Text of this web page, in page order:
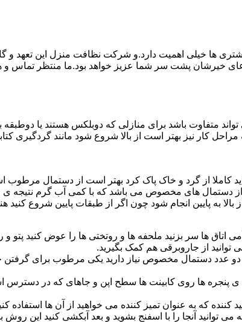
خیلی اهمیت دارد.و شرکت نظافت منزل این تعهد و
خیرشان پشت سر شما عزیز خواهد بود.ما منتظر تماس
متفاوت باشد برای منازلی که دوبلکس هستند یا
مراحل کار نیز بهتر است از بالا شروع شود مانند گردگیری
کاملا از گرد و خاک پاک کرد بهتر است از دستمال
از دستمال های مخصوص می باشد که با کمی آب گرم
به پایین انجام شود چون اگر از طبقات پایین شروع
اتاق ها سر بزنید ملحفه ها و روتختی ها را عوض کنید پتو و
از جاروبرقی هم کمک بگیرید.
دو عدد دستمال مخصوص نیاز دارید یکی مرطوب برای
ها روی کابینت ها سطح اپن و جاهای که در دسترس
که به عنوان تمیز کننده می خواهید از آن ها
توانید آنجا را با اسفنج بشوید و بعد آبکشی کنید این